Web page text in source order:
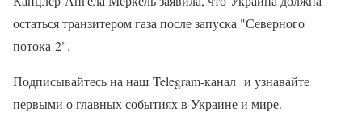
остаться транзитером газа после запуска "Северного
потока-2".
Подписывайтесь на наш Telegram-канал и узнавайте
первыми о главных событиях в Украине и мире.